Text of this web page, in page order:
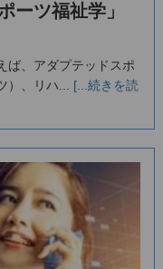
ーツ福祉学」
ば、アダプテッドスポ
）、リハ... [...続きを読